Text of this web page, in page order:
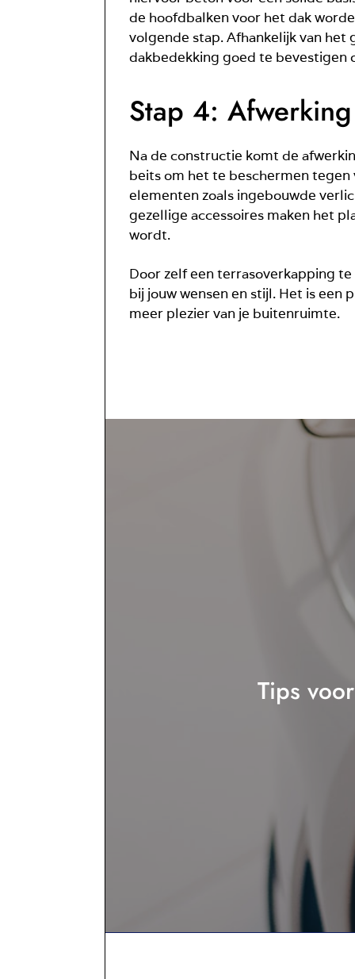
de hoofdbalken voor het dak
volgende stap. Afhankelijk van
dakbedekking goed te bevestigen
Stap 4:
Na de constructie komt de
beits om het te beschermen
elementen zoals ingebouwde
gezellige accessoires maken het
wordt.
Door zelf een terrasoverkapping
bij jouw wensen en stijl. Het is
meer plezier van je buitenruimte.
Tips